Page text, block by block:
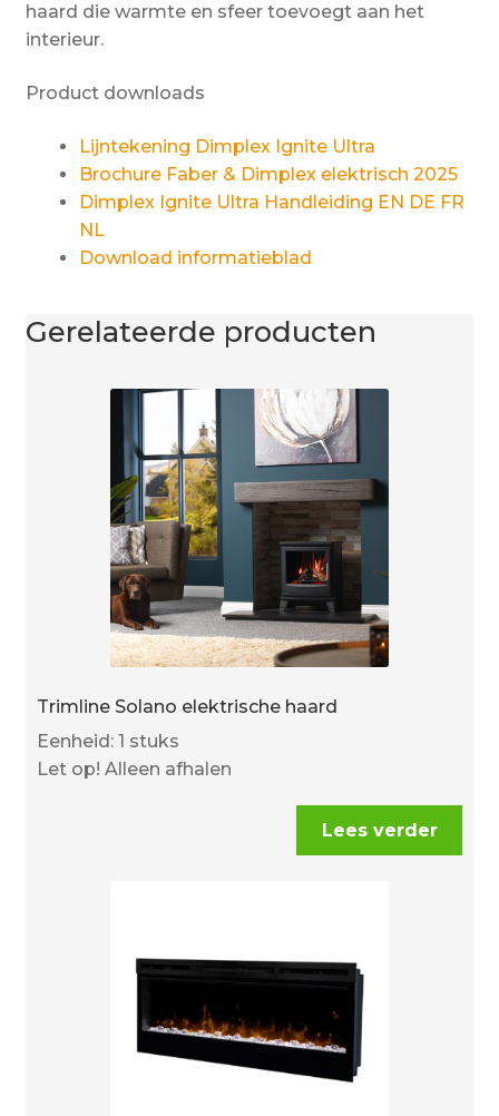
haard die warmte en sfeer toevoegt aan het
interieur.
Product downloads
Lijntekening Dimplex Ignite Ultra
Brochure Faber & Dimplex elektrisch 2025
Dimplex Ignite Ultra Handleiding EN DE FR
NL
Download informatieblad
Gerelateerde producten
Trimline Solano elektrische haard
Eenheid: 1 stuks
Let op! Alleen afhalen
Lees verder